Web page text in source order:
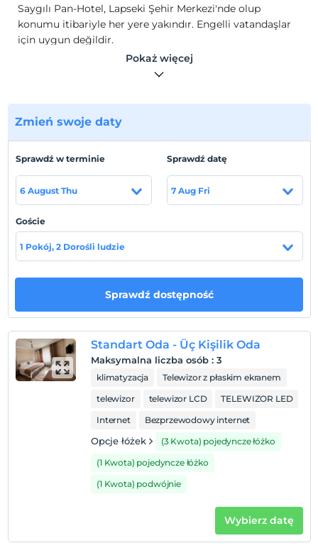
Saygılı Pan-Hotel, Lapseki Şehir Merkezi'nde olup
konumu itibariyle her yere yakındır. Engelli vatandaşlar
için uygun değildir.
Saygılı Pan-Hotel genelinde ücretsiz Wi-Fi, her oda da
LED TV ve uydu sistemi, klima, mini bar, banyo, WC, saç
sistemi mevcuttur. Tesisimiz asansörlüdür.
Lokalizacja
de 32 km mesafededir. Çanakkale Havalimanı tesise 32
Pokaż na mapie
Zameldować się
Wymeldować się
Przed 11:00
Zwierzęta niedozwolone
Zakaz palenia w pokoju
W obiekcie nie mogą zostać zakwaterowane dzieci
Pokaż więcej
Zmień swoje daty
Sprawdź w terminie
6 August Thu
Sprawdź datę
7 Aug Fri
Goście
1 Pokój, 2 Dorośli ludzie
Sprawdź dostępność
Standart Oda - Üç Kişilik Oda
Maksymalna liczba osób : 3
klimatyzacja
Telewizor z płaskim ekranem
telewizor
telewizor LCD
TELEWIZOR LED
Internet
Bezprzewodowy internet
Opcje łóżek
(3 Kwota) pojedyncze łóżko
(1 Kwota) pojedyncze łóżko
(1 Kwota) podwójnie
Wybierz datę